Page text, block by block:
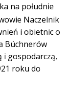
na południe
Naczelnik
i obietnic o
Büchnerów
i gospodarczą,
roku do